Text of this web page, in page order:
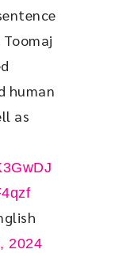
human
as
2024